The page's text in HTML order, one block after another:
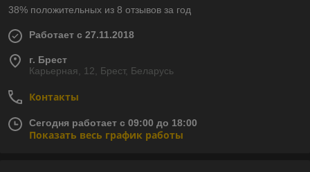
38% положительных из 8 отзывов за год
Работает с 27.11.2018
г. Брест
Карьерная, 12, Брест, Беларусь
Контакты
Сегодня работает с 09:00 до 18:00
Показать весь график работы